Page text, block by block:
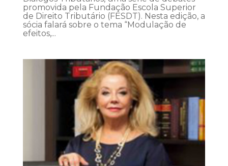
promovida pela Fundação Escola Superior
de Direito Tributário (FESDT). Nesta edição, a
sócia falará sobre o tema “Modulação de
efeitos,...